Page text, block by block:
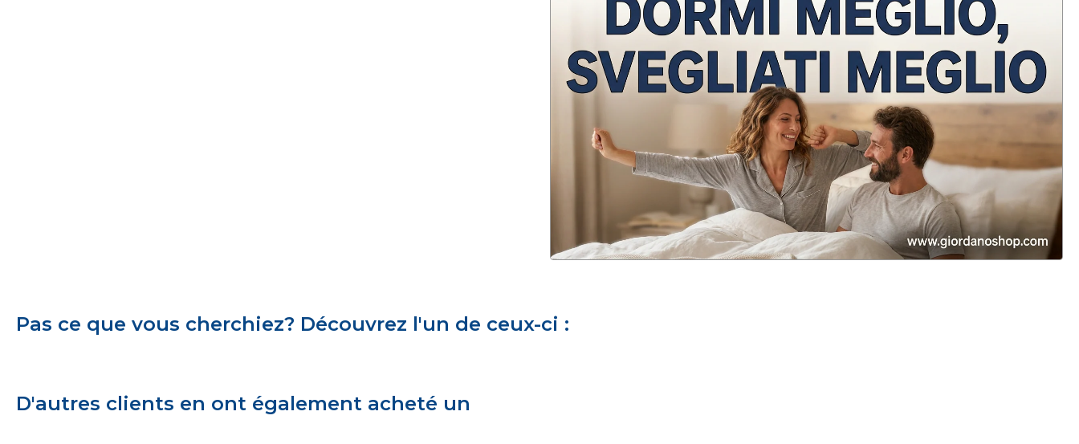
Pas ce que vous cherchiez? Découvrez l'un de ceux-ci :
D'autres clients en ont également acheté un